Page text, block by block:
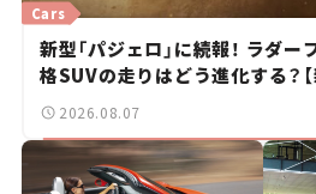
新型「パジェロ」に続報！ ラダ
格SUVの走りはどう進化する？【
Cars
2026.08.07